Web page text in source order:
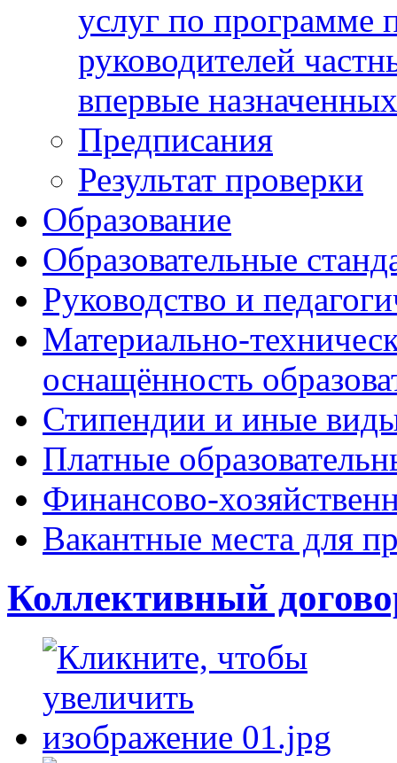
услуг по программе
руководителей
впервые
Предписания
Результат проверки
Образование
Образовательные
Руководство и
Материально-
оснащённость
Стипендии и иные
Платные
Финансово-
Вакантные места для
Коллективный